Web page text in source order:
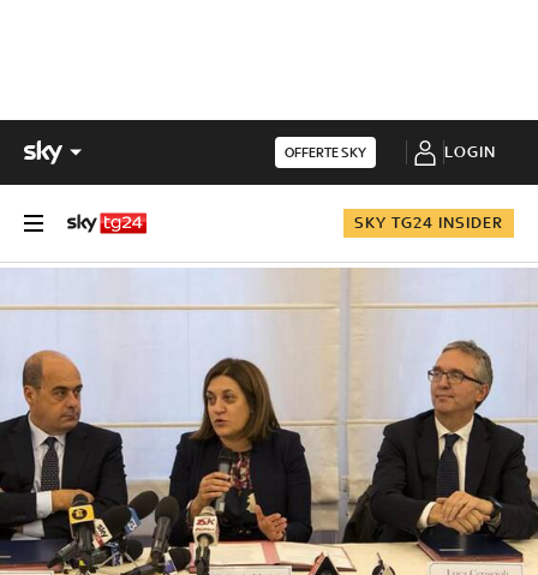
OFFERTE SKY LOGIN
SKY TG24 INSIDER